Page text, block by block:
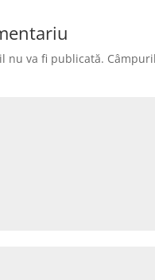
a
z
ă
nu va fi publicată.